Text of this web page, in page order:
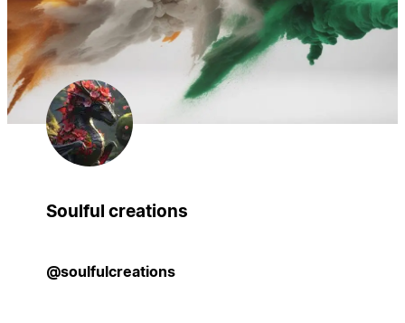
Soulful creations
@soulfulcreations